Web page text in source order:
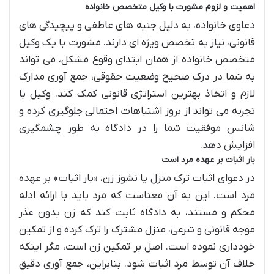
اهمیت و لزوم مشورت با وکیل متخصص خانواده
دعاوی خانواده، به دلیل جنبه های عاطفی و پیچیدگی های
قانونی، نیاز به تخصص ویژه ای دارند. مشورت با یک وکیل
متخصص خانواده از همان ابتدای وقوع مشکل، می تواند
به شما در درک صحیح وضعیت حقوقی، جمع آوری مدارک
لازم و اتخاذ بهترین استراتژی قانونی کمک کند. وکیل با
تجربه می تواند از بروز اشتباهات احتمالی جلوگیری کرده و
شانس موفقیت شما را در دادگاه به طور چشمگیری
افزایش دهد.
بار اثبات بر عهده مرد است
در دعوای اثبات ترک منزل یا نشوز زن، «بار اثبات» بر عهده
مرد است. این به آن معناست که مرد باید با ارائه ادله
محکم و مستند، به دادگاه ثابت کند که زن بدون عذر
موجه قانونی و شرعی، منزل مشترک را ترک کرده و از تمکین
خودداری نموده است. اصل بر تمکین زن است، مگر اینکه
خلاف آن توسط مرد اثبات شود. بنابراین، جمع آوری دقیق